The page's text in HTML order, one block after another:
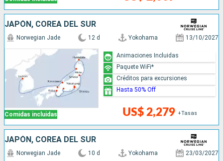
JAPÓN, COREA DEL SUR
Comidas incluidas
Norwegian Jade 12 d Yokohama 13/10/2027
US$ 2,279 +Tasas
Animaciones Incluidas
Paquete WiFi*
Créditos para excursiones
Hasta 50% Off
JAPÓN, COREA DEL SUR
Norwegian Jade 10 d Yokohama 23/03/2027